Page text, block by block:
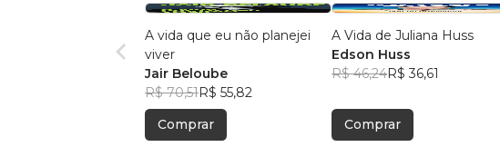
A vida que eu não planejei
viver
Jair Beloube
R$ 70,51R$ 55,82
Comprar
A Vida de Juliana Huss
Edson Huss
R$ 46,24R$ 36,61
Comprar